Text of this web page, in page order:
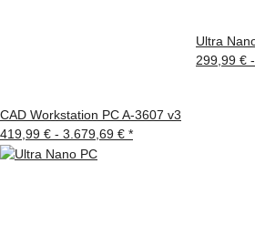
CAD Workstation PC A-3607 v3
419,99 € - 3.679,69 € *
Ultra
299,99 € -